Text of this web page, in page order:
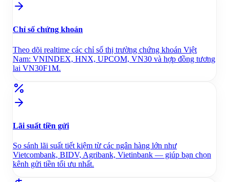
Chỉ số chứng khoán
Theo dõi realtime các chỉ số thị trường chứng khoán Việt
Nam: VNINDEX, HNX, UPCOM, VN30 và hợp đồng tương
lai VN30F1M.
Lãi suất tiền gửi
So sánh lãi suất tiết kiệm từ các ngân hàng lớn như
Vietcombank, BIDV, Agribank, Vietinbank — giúp bạn chọn
kênh gửi tiền tối ưu nhất.